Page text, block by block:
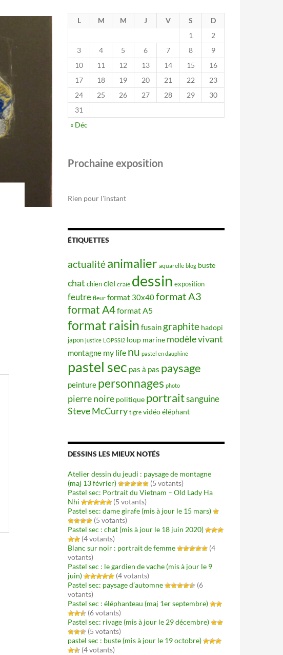
L M M J V S
D
1
2
3
4 5 6 7 8
9
10
11 12 13 14 15
16
17
18 19 20 21 22
23
24
25 26 27 28 29
30
31
« Déc
Prochaine exposition
Rien pour l'instant
ÉTIQUETTES
actualitéanimalier aquarelle blog buste
chat chienciel craie dessin exposition
feutre fleur format 30x40format A3
format A4format A5
format raisin fusain graphite hadopi
japon justice LOPSSI2 loup marine modèle vivant
montagne my life nu pastel en dauphiné
pastel sec pas à pas paysage
peinture personnages photo
pierre noire politique portraitsanguine
Steve McCurry tigre vidéoéléphant
DESSINS LES MIEUX NOTÉS
Atelier dessin du jeudi : paysage de montagne
(maj 13 février)
(5 votants)
Pastel sec: Portrait du Vietnam – Old Lady Ha
Nhi
(5 votants)
Pastel sec: dame girafe (mis à jour le 15 mars)
(5 votants)
Pastel sec : chat (mis à jour le 18 juin 2020)
(4 votants)
Blanc sur noir : portrait de femme
(4
votants)
Pastel sec : le gardien de vache (mis à jour le 9
juin)
(4 votants)
Pastel sec: paysage d’automne
(6
votants)
Pastel sec : éléphanteau (maj 1er septembre)
(6 votants)
Pastel sec: rivage (mis à jour le 29 décembre)
(5 votants)
pastel sec : buste (mis à jour le 19 octobre)
(4 votants)